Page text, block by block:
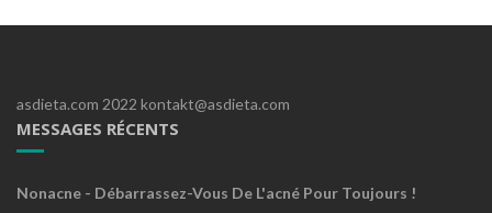
asdieta.com 2022 kontakt@asdieta.com
MESSAGES RÉCENTS
Nonacne - Débarrassez-Vous De L'acné Pour Toujours !